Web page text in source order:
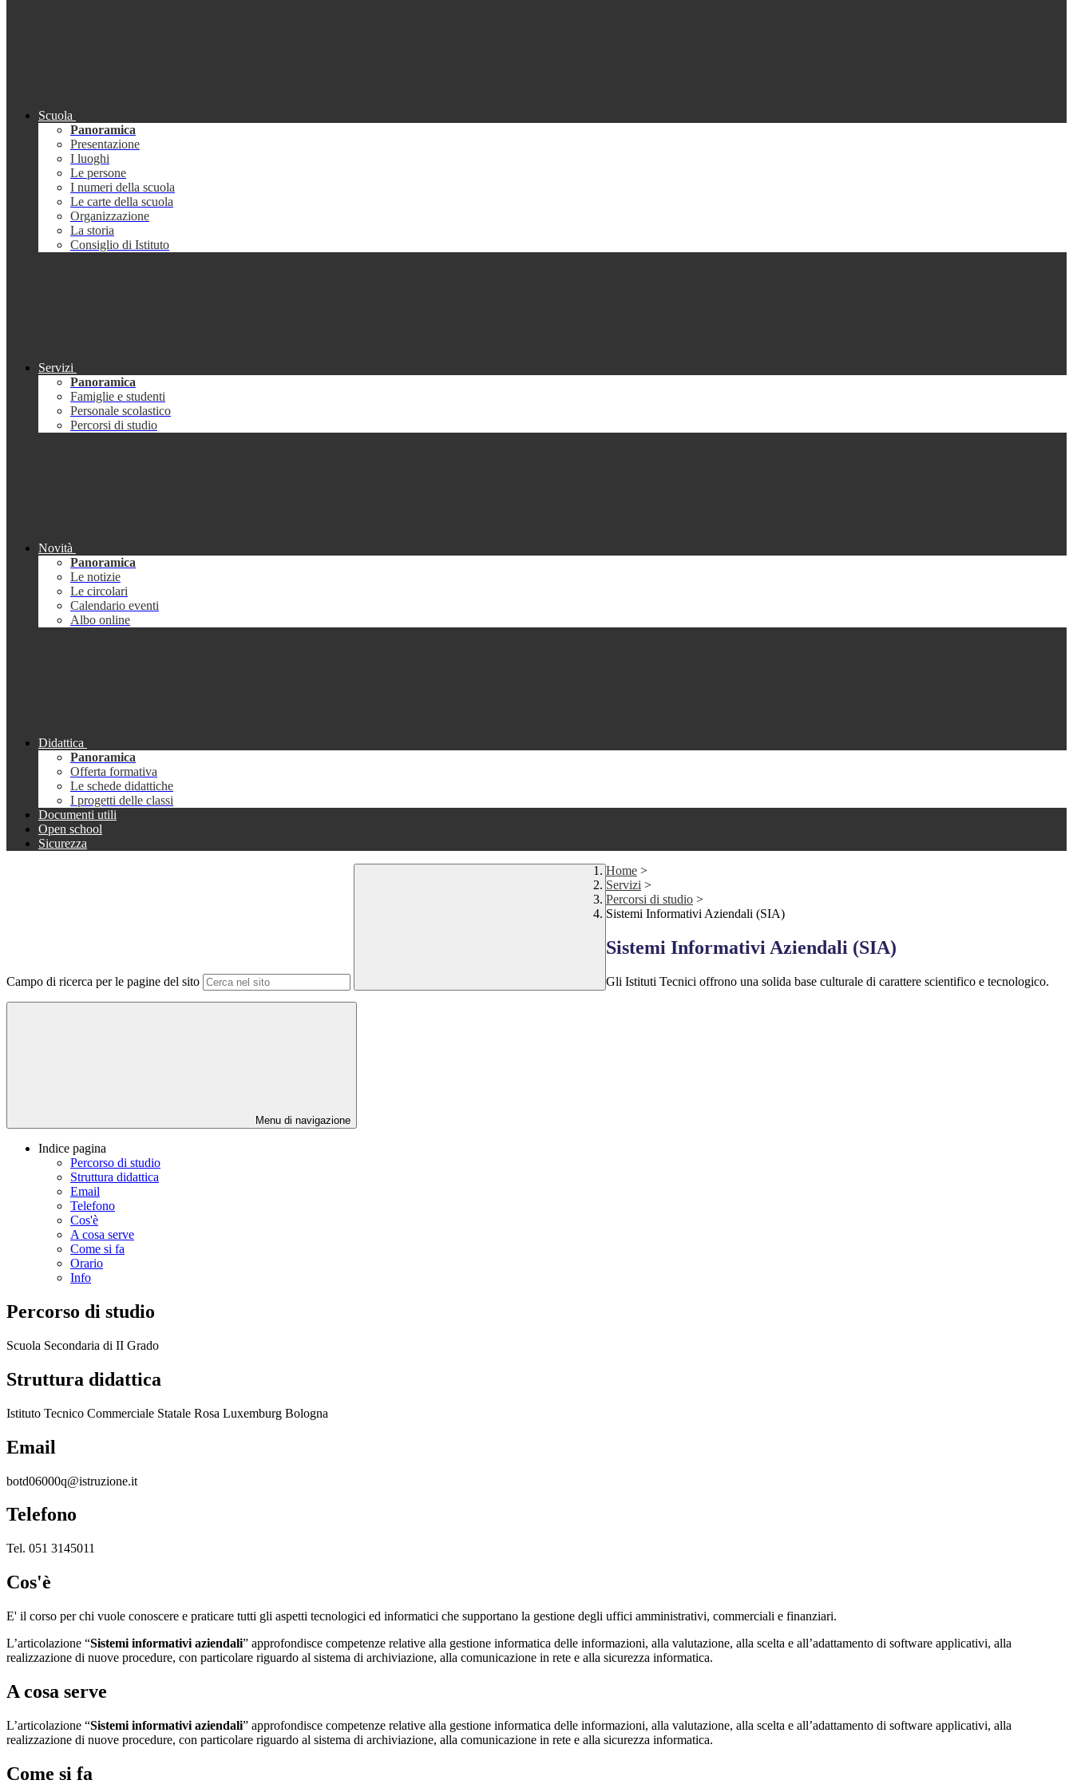
Scuola
Panoramica
Presentazione
I luoghi
Le persone
I numeri della scuola
Le carte della scuola
Organizzazione
La storia
Consiglio di Istituto
Servizi
Panoramica
Famiglie e studenti
Personale scolastico
Percorsi di studio
Novità
Panoramica
Le notizie
Le circolari
Calendario eventi
Albo online
Didattica
Panoramica
Offerta formativa
Le schede didattiche
I progetti delle classi
Documenti utili
Open school
Sicurezza
Campo di ricerca per le pagine del sito
Home >
Servizi >
Percorsi di studio >
Sistemi Informativi Aziendali (SIA)
Sistemi Informativi Aziendali (SIA)
Gli Istituti Tecnici offrono una solida base culturale di carattere scientifico e tecnologico.
Menu di navigazione
Indice pagina
Percorso di studio
Struttura didattica
Email
Telefono
Cos'è
A cosa serve
Come si fa
Orario
Info
Percorso di studio
Scuola Secondaria di II Grado
Struttura didattica
Istituto Tecnico Commerciale Statale Rosa Luxemburg Bologna
Email
botd06000q@istruzione.it
Telefono
Tel. 051 3145011
Cos'è
E' il corso per chi vuole conoscere e praticare tutti gli aspetti tecnologici ed informatici che supportano la gestione degli uffici amministrativi, commerciali e finanziari.
L’articolazione “Sistemi informativi aziendali” approfondisce competenze relative alla gestione informatica delle informazioni, alla valutazione, alla scelta e all’adattamento di software applicativi, alla
realizzazione di nuove procedure, con particolare riguardo al sistema di archiviazione, alla comunicazione in rete e alla sicurezza informatica.
A cosa serve
L’articolazione “Sistemi informativi aziendali” approfondisce competenze relative alla gestione informatica delle informazioni, alla valutazione, alla scelta e all’adattamento di software applicativi, alla
realizzazione di nuove procedure, con particolare riguardo al sistema di archiviazione, alla comunicazione in rete e alla sicurezza informatica.
Come si fa